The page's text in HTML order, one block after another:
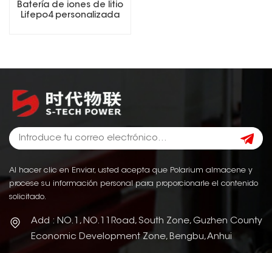
Batería de iones de litio
Lifepo4 personalizada
Al hacer clic en Enviar, usted acepta que Polarium almacene y
procese su información personal para proporcionarle el contenido
solicitado.
Add : NO.1, NO.11Road, South Zone, Guzhen County
Economic Development Zone, Bengbu, Anhui